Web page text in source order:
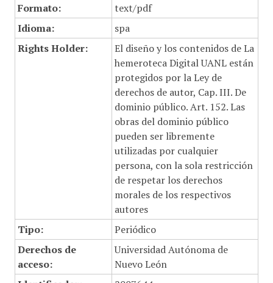
Formato:
text/pdf
Idioma:
spa
Rights Holder:
El diseño y los contenidos de La
hemeroteca Digital UANL están
protegidos por la Ley de
derechos de autor, Cap. III. De
dominio público. Art. 152. Las
obras del dominio público
pueden ser libremente
utilizadas por cualquier
persona, con la sola restricción
de respetar los derechos
morales de los respectivos
autores
Tipo:
Periódico
Derechos de
acceso:
Universidad Autónoma de
Nuevo León